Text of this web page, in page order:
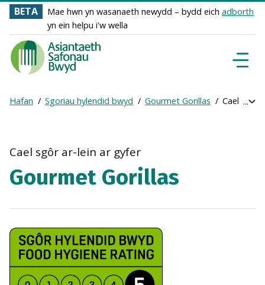
BETA Mae hwn yn wasanaeth newydd – bydd eich adborth
yn ein helpu i'w wella
Food
Standards
Agency
Frontpage
Breadcrumb
Hafan Sgoriau hylendid bwyd Gourmet Gorillas Cael sgôr
Cael sgôr ar-lein ar gyfer
Gourmet Gorillas